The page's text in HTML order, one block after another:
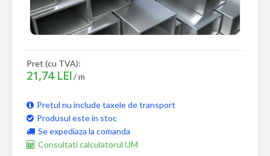
Pret (cu TVA):
21,74 LEI/ m
Pretul nu include taxele de transport
Produsul este in stoc
Se expediaza la comanda
Consultati calculatorul UM